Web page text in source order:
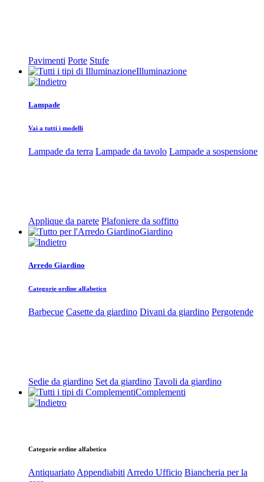
Pavimenti Porte Stufe
Illuminazione
Lampade
Vai a tutti i modelli
Lampade da terra Lampade da tavolo Lampade a sospensione
Applique da parete Plafoniere da soffitto
Giardino
Arredo Giardino
Categorie ordine alfabetico
Barbecue Casette da giardino Divani da giardino Pergotende
Sedie da giardino Set da giardino Tavoli da giardino
Complementi
Categorie ordine alfabetico
Antiquariato Appendiabiti Arredo Ufficio Biancheria per la